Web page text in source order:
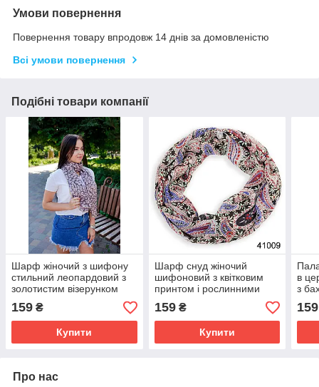
Умови повернення
Повернення товару впродовж 14 днів за домовленістю
Всі умови повернення
Подібні товари компанії
Шарф жіночий з шифону
стильний леопардовий з
золотистим візерунком
колір коричневий 50*160
см
159 ₴
Купити
Шарф снуд жіночий
шифоновий з квітковим
принтом і рослинними
візерунками колір чорний
159₴
Купити
в
з
159
Про нас